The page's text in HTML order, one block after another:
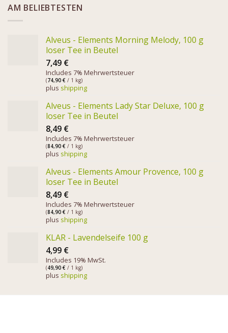
AM BELIEBTESTEN
Alveus - Elements Morning Melody, 100 g
loser Tee in Beutel
7,49 €
Includes 7% Mehrwertsteuer
(74,90 € / 1 kg)
plus shipping
Alveus - Elements Lady Star Deluxe, 100 g
loser Tee in Beutel
8,49 €
Includes 7% Mehrwertsteuer
(84,90 € / 1 kg)
plus shipping
Alveus - Elements Amour Provence, 100 g
loser Tee in Beutel
8,49 €
Includes 7% Mehrwertsteuer
(84,90 € / 1 kg)
plus shipping
KLAR - Lavendelseife 100 g
4,99 €
Includes 19% MwSt.
(49,90 € / 1 kg)
plus shipping